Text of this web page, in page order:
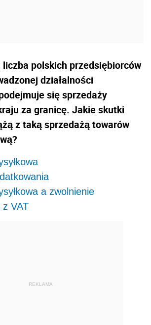
liczba polskich przedsiębiorców
działalności
się sprzedaży
za granicę. Jakie skutki
z taką sprzedażą towarów
a zwolnienie
z VAT
REKLAMA